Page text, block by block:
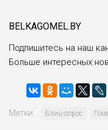
BELKAGOMEL.BY
Подпишитесь на наш
Больше интересных
Метки: Блиц-опрос